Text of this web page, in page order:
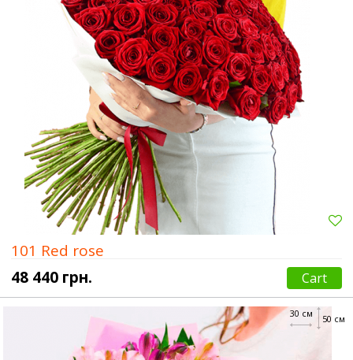
101 Red rose
48 440 грн.
Cart
50 см
30 см